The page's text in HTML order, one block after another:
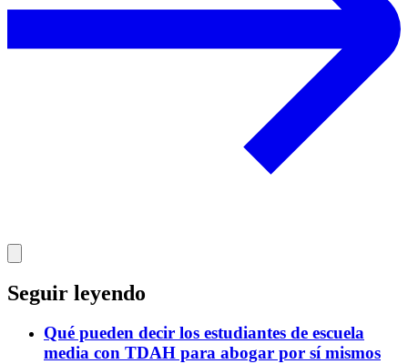
Seguir leyendo
Qué pueden decir los estudiantes de escuela
media con TDAH para abogar por sí mismos